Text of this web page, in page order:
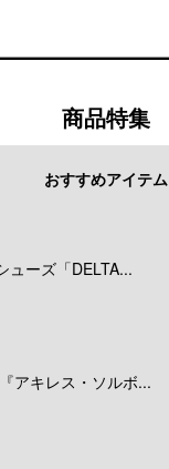
商品特集
おすすめアイテム
ューズ「DELTA...
アキレス・ソルボ...